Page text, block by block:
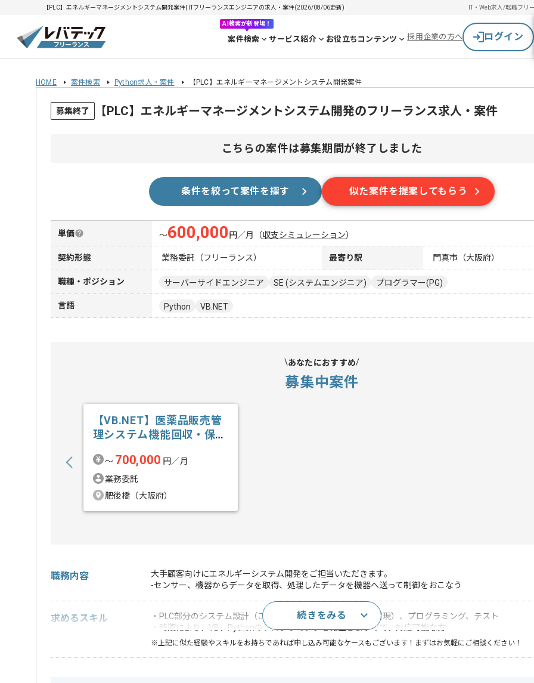
【PLC】エネルギーマネージメントシステム開発案件| ITフリーランスエンジニアの求人・案件(2026/08/06更新) IT・Web求人/転職フリ
AI検索が新登場！
案件検索 サービス紹介 お役立ちコンテンツ 採用企業の方へ ログイン
HOME 案件検索 Python求人・案件 【PLC】エネルギーマネージメントシステム開発案件
募集終了 【PLC】エネルギーマネージメントシステム開発のフリーランス求人・案件
こちらの案件は募集期間が終了しました
条件を絞って案件を探す 似た案件を提案してもらう
単価 〜600,000 円／月 （収支シミュレーション）
契約形態 業務委託（フリーランス） 最寄り駅 門真市（大阪府）
職種・ポジション サーバーサイドエンジニア SE (システムエンジニア) プログラマー(PG)
言語 Python VB.NET
あなたにおすすめ
募集中案件
【VB.NET】医薬品販売管
理システム機能回収・保守
〜 700,000 円／月
業務委託
肥後橋（大阪府）
職務内容
大手顧客向けにエネルギーシステム開発をご担当いただきます。
-センサー、機器からデータを取得、処理したデータを機器へ送って制御をおこなう
求めるスキル
・PLC部分のシステム設計（こんなことがしたいというのを実現）、プログラミング、テスト
・時期により、VB、Pythonのプログラミングも発生しますので、対応可能な方
※上記に似た経験やスキルをお持ちであれば申し込み可能なケースもございます！まずはお気軽にご相談ください！
続きをみる